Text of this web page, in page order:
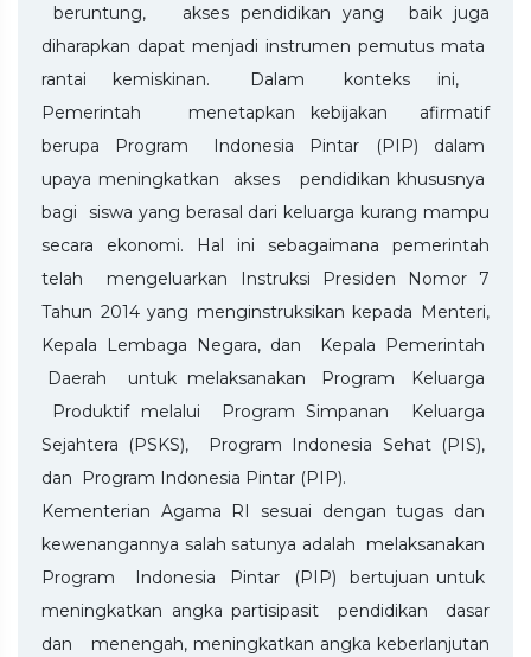
beruntung, akses pendidikan yang baik juga
diharapkan dapat menjadi instrumen pemutus mata
rantai kemiskinan. Dalam konteks ini,
Pemerintah menetapkan kebijakan afirmatif
berupa Program Indonesia Pintar (PIP) dalam
upaya meningkatkan akses pendidikan khususnya
bagi siswa yang berasal dari keluarga kurang mampu
secara ekonomi. Hal ini sebagaimana pemerintah
telah mengeluarkan Instruksi Presiden Nomor 7
Tahun 2014 yang menginstruksikan kepada Menteri,
Kepala Lembaga Negara, dan Kepala Pemerintah
Daerah untuk melaksanakan Program Keluarga
Produktif melalui Program Simpanan Keluarga
Sejahtera (PSKS), Program Indonesia Sehat (PIS),
dan Program Indonesia Pintar (PIP).
Kementerian Agama RI sesuai dengan tugas dan
kewenangannya salah satunya adalah melaksanakan
Program Indonesia Pintar (PIP) bertujuan untuk
meningkatkan angka partisipasit pendidikan dasar
dan menengah, meningkatkan angka keberlanjutan